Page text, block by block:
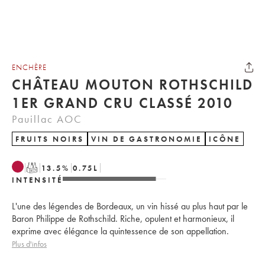
ENCHÈRE
CHÂTEAU MOUTON ROTHSCHILD
1ER GRAND CRU CLASSÉ 2010
Pauillac AOC
FRUITS NOIRS VIN DE GASTRONOMIE ICÔNE
T 13.5% 0.75 L
INTENSITÉ
L'une des légendes de Bordeaux, un vin hissé au plus haut par le
Baron Philippe de Rothschild. Riche, opulent et harmonieux, il
exprime avec élégance la quintessence de son appellation.
Plus d'infos